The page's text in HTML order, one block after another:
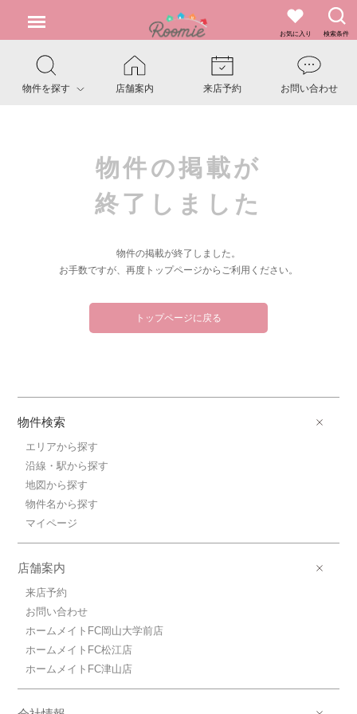
お気に入り 検索条件
物件を探す 店舗案内 来店予約 お問い合わせ
物件の掲載が
終了しました
物件の掲載が終了しました。
お手数ですが、再度トップページからご利用ください。
トップページに戻る
物件検索
エリアから探す
沿線・駅から探す
地図から探す
物件名から探す
マイページ
店舗案内
来店予約
お問い合わせ
ホームメイトFC岡山大学前店
ホームメイトFC松江店
ホームメイトFC津山店